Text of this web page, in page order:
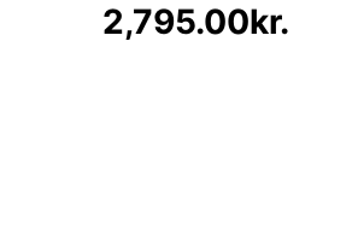
2,795.00kr.